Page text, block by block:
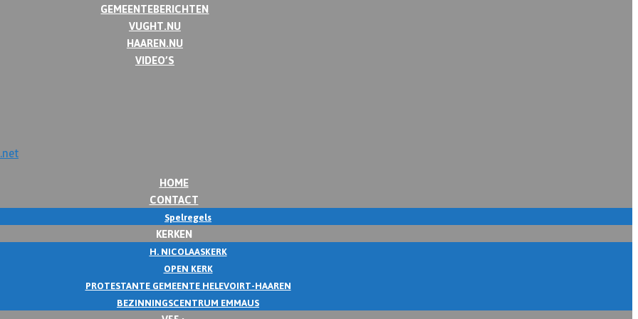
GEMEENTEBERICHTEN
VUGHT.NU
HAAREN.NU
VIDEO’S
HOME
CONTACT
Spelregels
KERKEN
H. NICOLAASKERK
OPEN KERK
PROTESTANTE GEMEENTE HELEVOIRT-HAAREN
BEZINNINGSCENTRUM EMMAUS